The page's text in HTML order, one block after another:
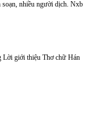
soạn, nhiều người dịch. Nxb
Lời giới thiệu Thơ chữ Hán